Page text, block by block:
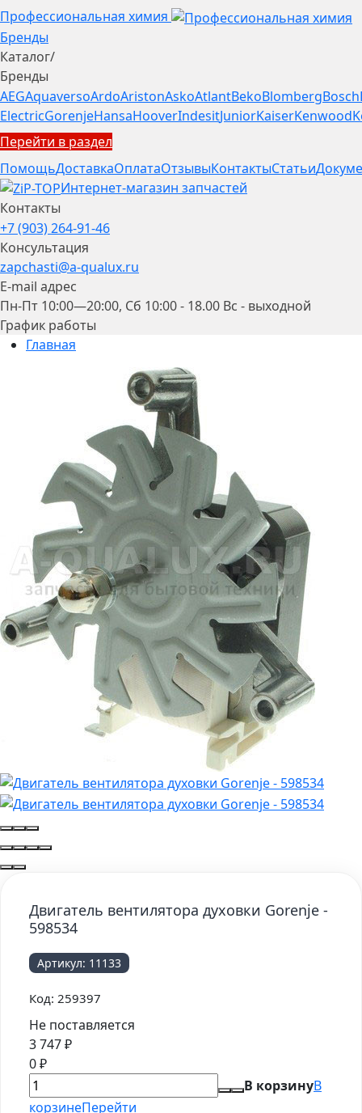
Профессиональная химия
Бренды
Каталог/
Бренды
AEGAquaversoArdoAristonAskoAtlantBekoBlombergBosch
ElectricGorenjeHansaHooverIndesitJuniorKaiserKenwood
Перейти в раздел
ПомощьДоставкаОплатаОтзывыКонтактыСтатьи
Интернет-магазин запчастей
Контакты
+7 (903) 264-91-46
Консультация
zapchasti@a-qualux.ru
E-mail адрес
Пн-Пт 10:00—20:00, Сб 10:00 - 18.00 Вс - выходной
График работы
Главная
Двигатель вентилятора духовки Gorenje -
598534
Артикул: 11133
Код: 259397
Не поставляется
3 747₽
0₽
В корзинуВ
корзинеПерейти